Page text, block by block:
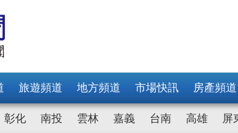
旅遊頻道 地方頻道 市場快訊 房產頻道
彰化 南投 雲林 嘉義 台南 高雄 屏